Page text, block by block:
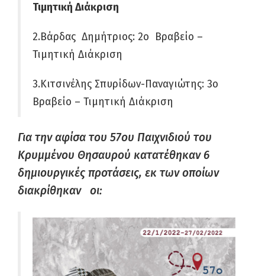
Τιμητική Διάκριση
2.Βάρδας Δημήτριος: 2ο Βραβείο –
Τιμητική Διάκριση
3.Κιτσινέλης Σπυρίδων-Παναγιώτης: 3ο
Βραβείο – Τιμητική Διάκριση
Για την αφίσα του 57ου Παιχνιδιού του
Κρυμμένου Θησαυρού κατατέθηκαν 6
δημιουργικές προτάσεις, εκ των οποίων
διακρίθηκαν οι: